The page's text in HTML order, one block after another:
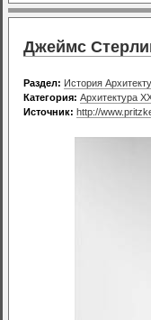
Джеймс
Раздел: История
Категория: Архитектура
Источник: http://